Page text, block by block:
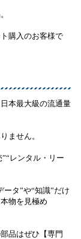
購入のお客様で
本最大級の流通量
ません。
”“レンタル・リー
タ”や“知識”だけ
物を見極め
品はぜひ【専門